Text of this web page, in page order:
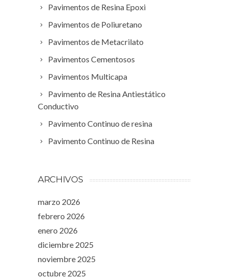
Pavimentos de Resina Epoxi
Pavimentos de Poliuretano
Pavimentos de Metacrilato
Pavimentos Cementosos
Pavimentos Multicapa
Pavimento de Resina Antiestático
Conductivo
Pavimento Continuo de resina
Pavimento Continuo de Resina
ARCHIVOS
marzo 2026
febrero 2026
enero 2026
diciembre 2025
noviembre 2025
octubre 2025